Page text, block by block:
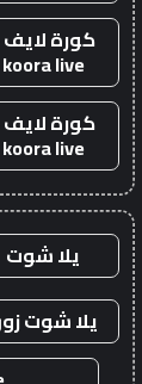
كورة
koora live
كورة
koora live
يلا شوت
يلا شوت